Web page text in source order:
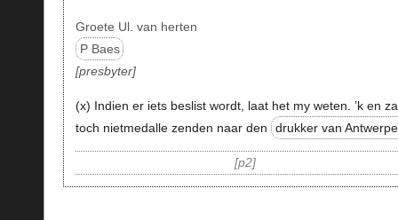
Groete Ul. van herten
P Baes
presbyter
(x) Indien er iets beslist wordt, laat het my weten. ’k en
toch nietmedalle zenden naar den
drukker van
p2